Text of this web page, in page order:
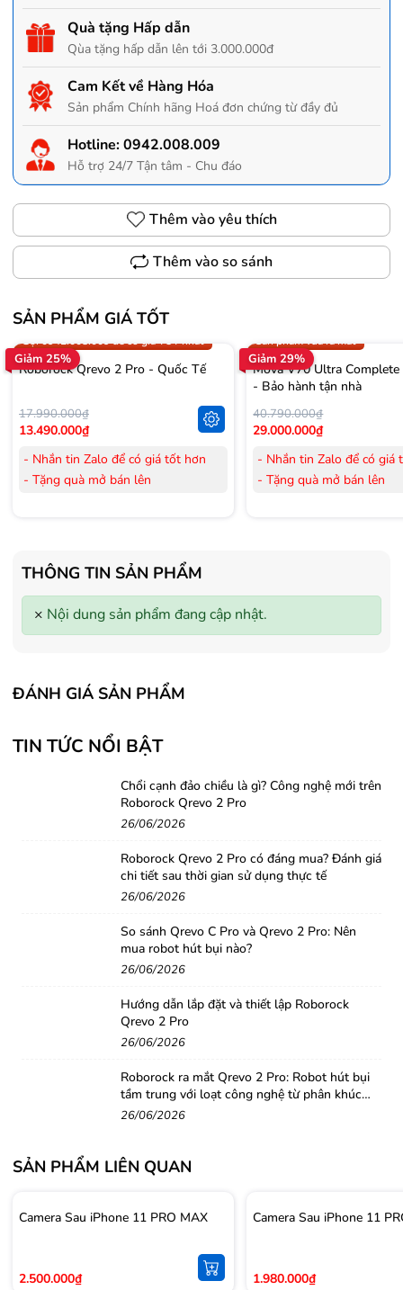
Quà tặng Hấp dẫn
Qùa tặng hấp dẫn lên tới 3.000.000đ
Cam Kết về Hàng Hóa
Sản phẩm Chính hãng Hoá đơn chứng từ đầy đủ
Hotline:0942.008.009
Hỗ trợ 24/7 Tận tâm - Chu đáo
Thêm vào yêu thích
Thêm vào so sánh
SẢN PHẨM GIÁ TỐT
Giảm 25%
Trợ giá 300.000đ
Gọi 0942.008.009 để có giá TỐT nhất
Roborock Qrevo 2 Pro - Quốc Tế
17.990.000₫
13.490.000₫
- Nhắn tin Zalo để có giá tốt hơn
- Tặng quà mở bán lên
- Tặng Voucher trị giá
150.000đ
mua Máy lọc Không khí
- Cam kết hàng mới 100%.
- Lắp đặt, HDSD tại nhà nội thành
- Bảo hành 24 tháng chính hãng
Giảm 29%
Sản phẩm vừa ra mắt
Mova V70 Ultra
- Bảo hành tận nhà
40.790.000₫
29.000.000₫
- Nhắn tin Zalo để có giá
- Tặng quà mở bán lên
- Cam kết hàng mới
- Lắp đặt, HDSD tại nhà
THÔNG TIN SẢN PHẨM
× Nội dung sản phẩm đang cập nhật.
ĐÁNH GIÁ SẢN PHẨM
TIN TỨC NỔI BẬT
Chổi cạnh đảo chiều là gì? Công nghệ mới trên
Roborock Qrevo 2 Pro
26/06/2026
Roborock Qrevo 2 Pro có đáng mua? Đánh giá
chi tiết sau thời gian sử dụng thực tế
26/06/2026
So sánh Qrevo C Pro và Qrevo 2 Pro: Nên
mua robot hút bụi nào?
26/06/2026
Hướng dẫn lắp đặt và thiết lập Roborock
Qrevo 2 Pro
26/06/2026
Roborock ra mắt Qrevo 2 Pro: Robot hút bụi
tầm trung với loạt công nghệ từ phân khúc
cao cấp
26/06/2026
SẢN PHẨM LIÊN QUAN
Camera Sau iPhone 11 PRO MAX
2.500.000₫
Camera Sau iPhone 11
1.980.000₫